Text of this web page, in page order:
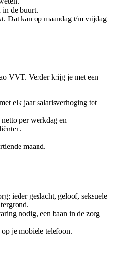
in de buurt.
Dat kan op maandag t/m vrijdag
VVT. Verder krijg je met een
elk jaar salarisverhoging tot
per werkdag en
maand.
ieder geslacht, geloof, seksuele
nodig, een baan in de zorg
je mobiele telefoon.